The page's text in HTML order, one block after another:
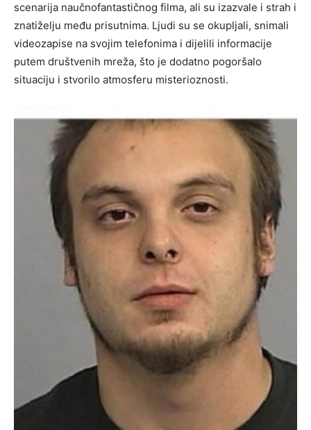
scenarija naučnofantastičnog filma, ali su izazvale i strah i
znatiželju među prisutnima. Ljudi su se okupljali, snimali
videozapise na svojim telefonima i dijelili informacije
putem društvenih mreža, što je dodatno pogoršalo
situaciju i stvorilo atmosferu misterioznosti.